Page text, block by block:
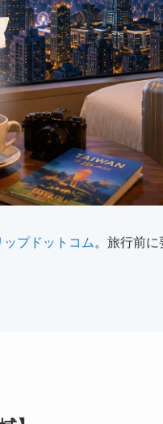
ップドットコム 。旅行前に